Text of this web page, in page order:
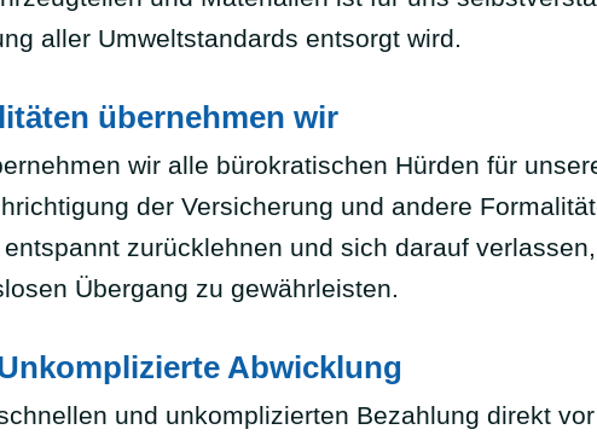
aller Umweltstandards entsorgt wird.
übernehmen wir
wir alle bürokratischen Hürden für
der Versicherung und andere
zurücklehnen und sich darauf
Übergang zu gewährleisten.
Abwicklung
und unkomplizierten Bezahlung direkt